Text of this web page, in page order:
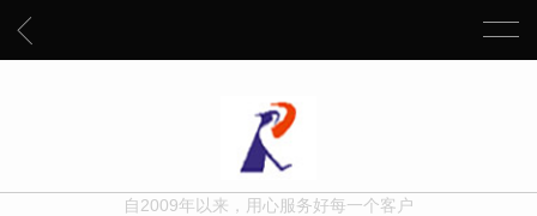
自2009年以来，用心服务好每一个客户